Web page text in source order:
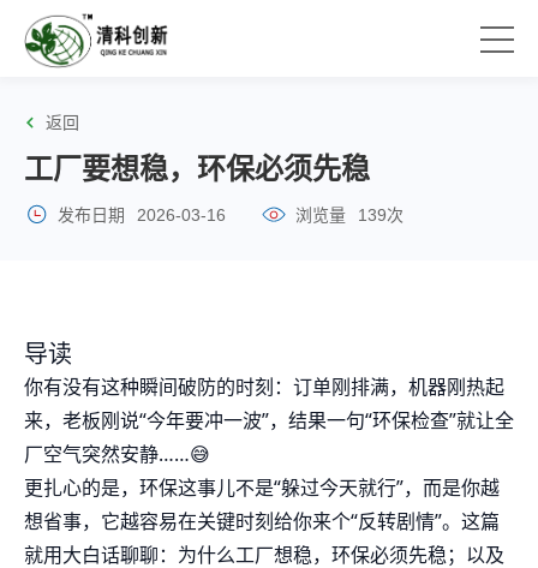
返回
工厂要想稳，环保必须先稳
发布日期 2026-03-16 浏览量 139次
导读
你有没有这种瞬间破防的时刻：订单刚排满，机器刚热起
来，老板刚说“今年要冲一波”，结果一句“环保检查”就让全
厂空气突然安静……😅
更扎心的是，环保这事儿不是“躲过今天就行”，而是你越
想省事，它越容易在关键时刻给你来个“反转剧情”。这篇
就用大白话聊聊：为什么工厂想稳，环保必须先稳；以及